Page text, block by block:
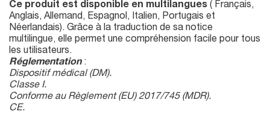
Ce produit est disponible en multilangues ( Français,
Anglais, Allemand, Espagnol, Italien, Portugais et
Néerlandais). Grâce à la traduction de sa notice
multilingue, elle permet une compréhension facile pour tous
les utilisateurs.
Réglementation :
Dispositif médical (DM).
Classe I.
Conforme au Règlement (EU) 2017/745 (MDR).
CE.